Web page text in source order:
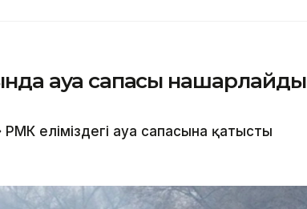
ауа сапасы нашарлайды
еліміздегі ауа сапасына қатысты